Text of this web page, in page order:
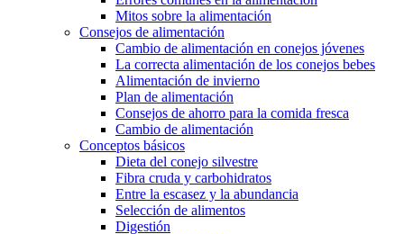
Mitos sobre la alimentación
Consejos de alimentación
Cambio de alimentación en conejos jóvenes
La correcta alimentación de los conejos bebes
Alimentación de invierno
Plan de alimentación
Consejos de ahorro para la comida fresca
Cambio de alimentación
Conceptos básicos
Dieta del conejo silvestre
Fibra cruda y carbohidratos
Entre la escasez y la abundancia
Selección de alimentos
Digestión